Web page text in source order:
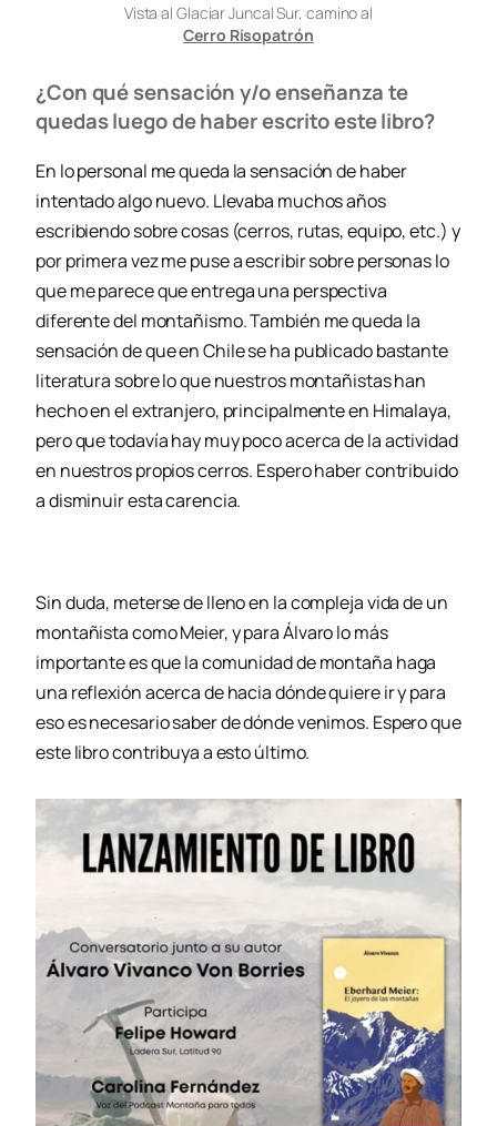
Vista al Glaciar Juncal Sur, camino al
Cerro Risopatrón
¿Con qué sensación y/o enseñanza te
quedas luego de haber escrito este libro?
En lo personal me queda la sensación de haber
intentado algo nuevo. Llevaba muchos años
escribiendo sobre cosas (cerros, rutas, equipo, etc.) y
por primera vez me puse a escribir sobre personas lo
que me parece que entrega una perspectiva
diferente del montañismo. También me queda la
sensación de que en Chile se ha publicado bastante
literatura sobre lo que nuestros montañistas han
hecho en el extranjero, principalmente en Himalaya,
pero que todavía hay muy poco acerca de la actividad
en nuestros propios cerros. Espero haber contribuido
a disminuir esta carencia.
Sin duda, meterse de lleno en la compleja vida de un
montañista como Meier, y para Álvaro lo más
importante es que la comunidad de montaña haga
una reflexión acerca de hacia dónde quiere ir y para
eso es necesario saber de dónde venimos. Espero que
este libro contribuya a esto último.